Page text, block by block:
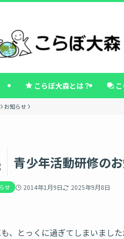
こらぼ大森とは？ こ
お知らせ
青少年活動研修の
せ 2014年1月9日 2025年9月8日
、とっくに過ぎてしまいました